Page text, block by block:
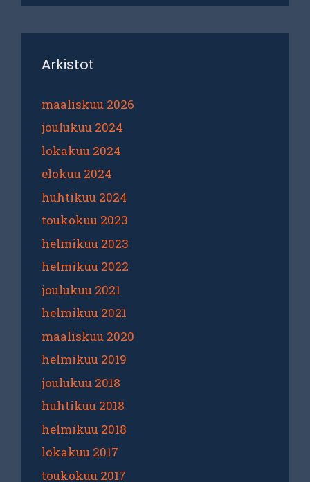
Arkistot
maaliskuu 2026
joulukuu 2024
lokakuu 2024
elokuu 2024
huhtikuu 2024
toukokuu 2023
helmikuu 2023
helmikuu 2022
joulukuu 2021
helmikuu 2021
maaliskuu 2020
helmikuu 2019
joulukuu 2018
huhtikuu 2018
helmikuu 2018
lokakuu 2017
toukokuu 2017